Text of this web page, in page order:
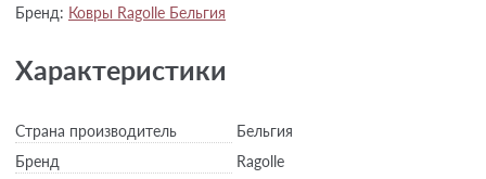
Бренд: Ковры Ragolle Бельгия
Характеристики
Страна производитель
Бельгия
Бренд
Ragolle